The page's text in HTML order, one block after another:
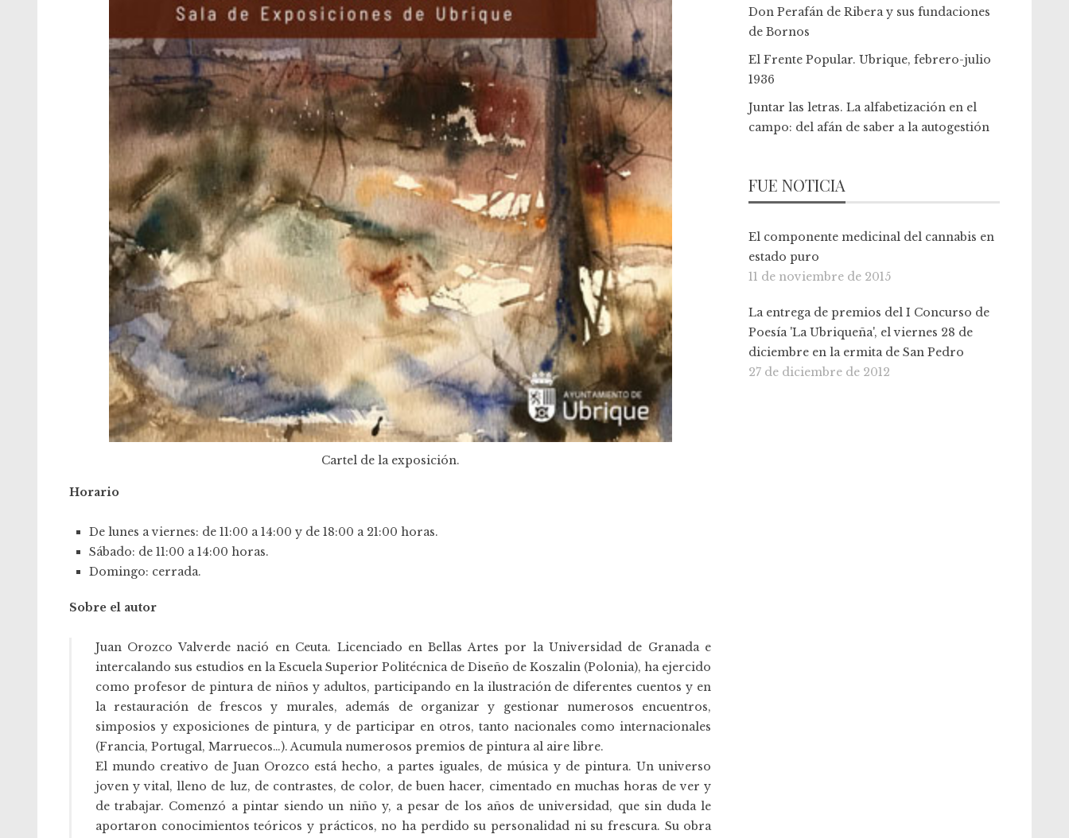
Cartel de la exposición.
Horario
De lunes a viernes: de 11:00 a 14:00 y de 18:00 a 21:00 horas.
Sábado: de 11:00 a 14:00 horas.
Domingo: cerrada.
Sobre el autor
Juan Orozco Valverde nació en Ceuta. Licenciado en Bellas Artes por la Universidad de Granada e
intercalando sus estudios en la Escuela Superior Politécnica de Diseño de Koszalin (Polonia), ha ejercido
como profesor de pintura de niños y adultos, participando en la ilustración de diferentes cuentos y en
la restauración de frescos y murales, además de organizar y gestionar numerosos encuentros,
simposios y exposiciones de pintura, y de participar en otros, tanto nacionales como internacionales
(Francia, Portugal, Marruecos…). Acumula numerosos premios de pintura al aire libre.
El mundo creativo de Juan Orozco está hecho, a partes iguales, de música y de pintura. Un universo
joven y vital, lleno de luz, de contrastes, de color, de buen hacer, cimentado en muchas horas de ver y
de trabajar. Comenzó a pintar siendo un niño y, a pesar de los años de universidad, que sin duda le
aportaron conocimientos teóricos y prácticos, no ha perdido su personalidad ni su frescura. Su obra
Don Perafán de Ribera y sus fundaciones
de Bornos
El Frente Popular. Ubrique, febrero-julio
1936
Juntar las letras. La alfabetización en el
campo: del afán de saber a la autogestión
FUE NOTICIA
El componente medicinal del cannabis en
estado puro
11 de noviembre de 2015
La entrega de premios del I Concurso de
Poesía 'La Ubriqueña', el viernes 28 de
diciembre en la ermita de San Pedro
27 de diciembre de 2012